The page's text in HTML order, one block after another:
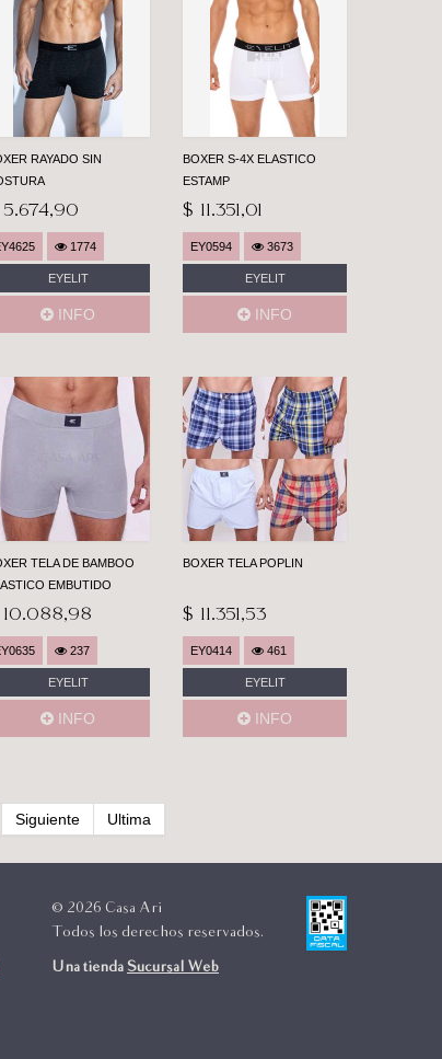
RAYADO SIN
1774
EYELIT
INFO
BOXER S-4X ELASTICO
ESTAMP
$ 11.351,01
EY0594 3673
EYELIT
INFO
TELA DE BAMBOO
EMBUTIDO
237
EYELIT
INFO
BOXER TELA POPLIN
$ 11.351,53
EY0414 461
EYELIT
INFO
Siguiente Ultima
© 2026 Casa Ari
Todos los derechos reservados.
Una tienda Sucursal Web